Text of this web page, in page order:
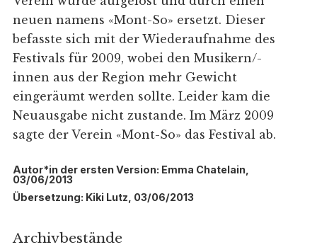
neuen namens «Mont-So» ersetzt. Dieser
befasste sich mit der Wiederaufnahme des
Festivals für 2009, wobei den Musikern/-
innen aus der Region mehr Gewicht
eingeräumt werden sollte. Leider kam die
Neuausgabe nicht zustande. Im März 2009
sagte der Verein «Mont-So» das Festival ab.
Autor*in der ersten Version: Emma Chatelain,
03/06/2013
Übersetzung: Kiki Lutz, 03/06/2013
Archivbestände